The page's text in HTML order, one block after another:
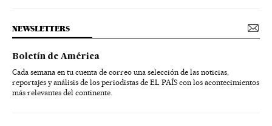
NEWSLETTERS
Boletín de América
Cada semana en tu cuenta de correo una selección de las noticias,
reportajes y análisis de los periodistas de EL PAÍS con los acontecimientos
más relevantes del continente.